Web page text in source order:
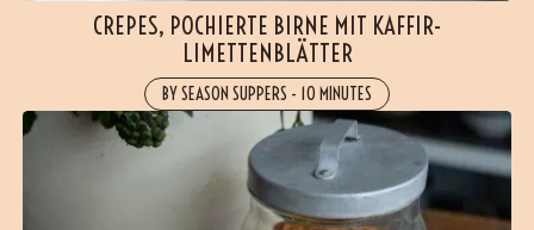
CREPES, POCHIERTE BIRNE MIT KAFFIR-
LIMETTENBLÄTTER
BY SEASON SUPPERS - 10 MINUTES